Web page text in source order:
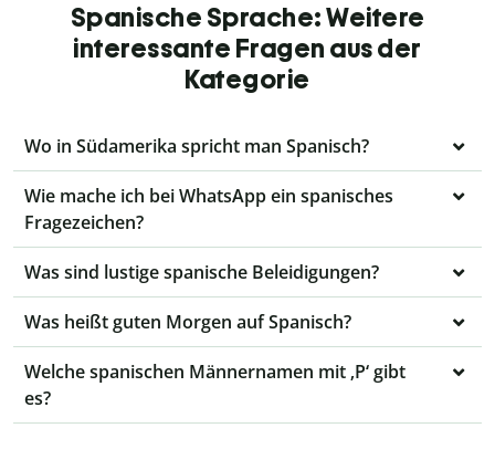
Spanische Sprache: Weitere
interessante Fragen aus der
Kategorie
Wo in Südamerika spricht man Spanisch?
Wie mache ich bei WhatsApp ein spanisches
Fragezeichen?
Was sind lustige spanische Beleidigungen?
Was heißt guten Morgen auf Spanisch?
Welche spanischen Männernamen mit ‚P‘ gibt
es?